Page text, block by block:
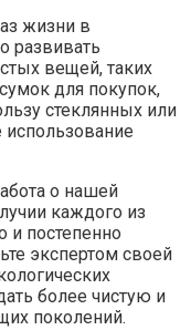
жизни в
развивать
вещей, таких
для покупок,
стеклянных или
о нашей
каждого из
и постепенно
экспертом своей
более чистую и
поколений.